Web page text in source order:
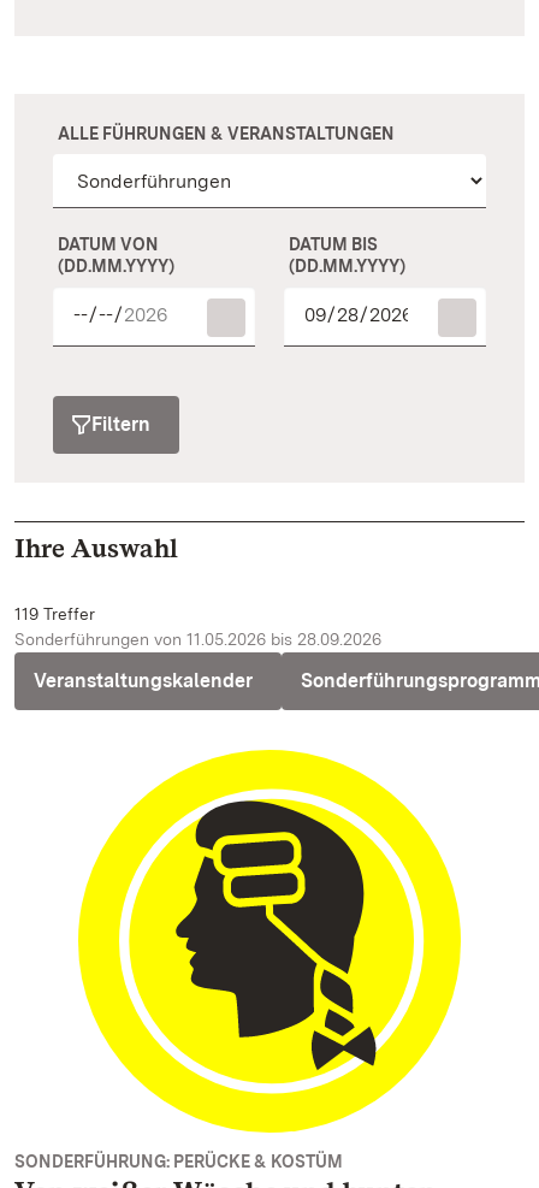
ALLE FÜHRUNGEN & VERANSTALTUNGEN
DATUM VON
(DD.MM.YYYY)
DATUM BIS
(DD.MM.YYYY)
Filtern
Ihre Auswahl
119 Treffer
Sonderführungen von 11.05.2026 bis 28.09.2026
Veranstaltungskalender
SONDERFÜHRUNG: PERÜCKE & KOSTÜM